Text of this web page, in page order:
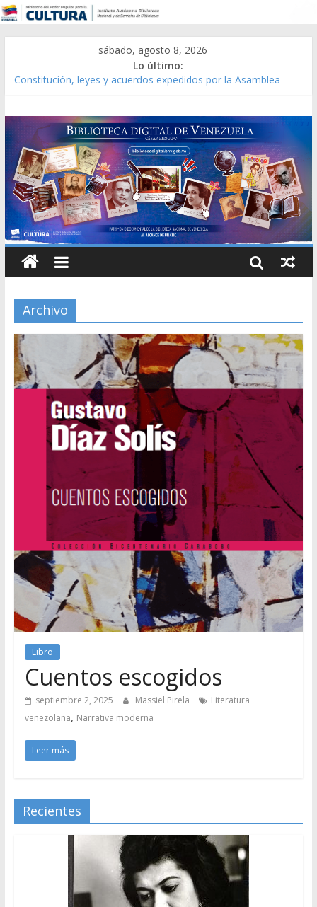
sábado, agosto 8, 2026
Lo último:
Constitución, leyes y acuerdos expedidos por la Asamblea
Modesta Bor Sánchez [material gráfico]
Gaceta Oficial de la República de Venezuela año CXXXIII Mes V,
Caracas 09 de marzo de 2006 N° 38.394
Catálogo temático de obras de Modesta Bor
Archivo
Libro
Cuentos escogidos
septiembre 2, 2025 Massiel Pirela
Literatura
venezolana, Narrativa moderna
Leer más
Recientes